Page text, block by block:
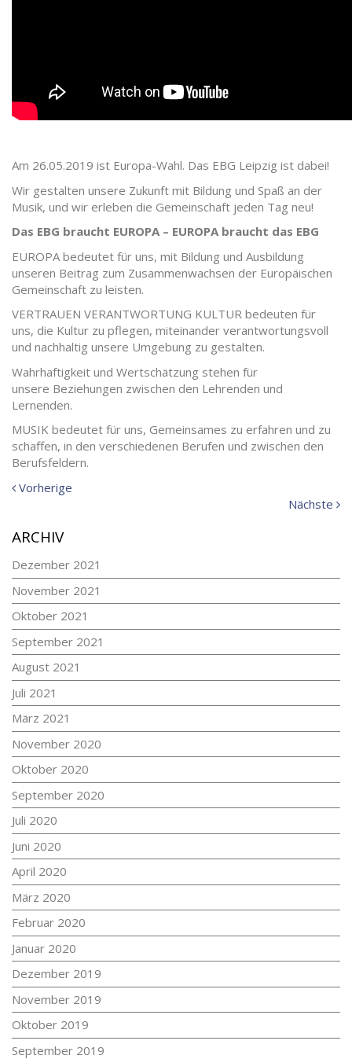
Am 26.05.2019 ist Europa-Wahl. Das EBG Leipzig ist dabei!
Wir gestalten unsere Zukunft mit Bildung und Spaß an der
Musik, und wir erleben die Gemeinschaft jeden Tag neu!
Das EBG braucht EUROPA – EUROPA braucht das EBG
EUROPA bedeutet für uns, mit Bildung und Ausbildung
unseren Beitrag zum Zusammenwachsen der Europäischen
Gemeinschaft zu leisten.
VERTRAUEN VERANTWORTUNG KULTUR bedeuten für
uns, die Kultur zu pflegen, miteinander verantwortungsvoll
und nachhaltig unsere Umgebung zu gestalten.
Wahrhaftigkeit und Wertschätzung stehen für
unsere Beziehungen zwischen den Lehrenden und
Lernenden.
MUSIK bedeutet für uns, Gemeinsames zu erfahren und zu
schaffen, in den verschiedenen Berufen und zwischen den
Berufsfeldern.
Vorherige
Nächste
ARCHIV
Dezember 2021
November 2021
Oktober 2021
September 2021
August 2021
Juli 2021
März 2021
November 2020
Oktober 2020
September 2020
Juli 2020
Juni 2020
April 2020
März 2020
Februar 2020
Januar 2020
Dezember 2019
November 2019
Oktober 2019
September 2019